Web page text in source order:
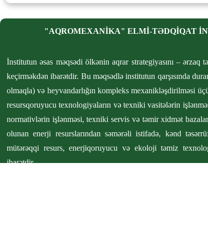
"AQROMEXANİKA" ELMİ-TƏDQİQAT
İnstitutun əsas məqsədi ölkənin aqrar strategiyasını –
keçirməkdən ibarətdir. Bu məqsədlə institutun qarşısında
olmaqla) və heyvandarlığın kompleks mexanikləşdirilməsi
resursqoruyucu texnologiyaların və texniki vasitələrin
normativlərin işlənməsi, texniki servis və təmir xidmət
olunan enerji resurslarından səmərəli istifadə, kənd
mütərəqqi resurs, enerjiqoruyucu və ekoloji təmiz
ibarətdir.